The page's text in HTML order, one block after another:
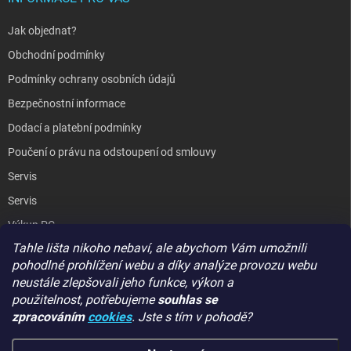
Tahle lišta nikoho nebaví, ale abychom Vám umožnili
pohodlné prohlížení webu a díky analýze provozu webu
neustále zlepšovali jeho funkce, výkon a
použitelnost, potřebujemesouhlas se
zpracováním cookies. Jste s tím v pohodě?
Jak objednat?
Obchodní podmínky
Podmínky ochrany osobních údajů
Bezpečnostní informace
Dodací a platební podmínky
Poučení o právu na odstoupení od smlouvy
Servis
Servis
Výkup PC
Kopírování / laminování
Hodnocení obchodu
GIGA PC